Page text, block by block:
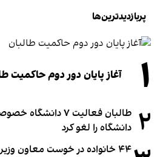
پربازدیدترین‌ها
۱ آغاز پایان دور دوم حاکمیت
۲ دانشگاه را لغو کرد
۴۴ خانواده در خوست معاون